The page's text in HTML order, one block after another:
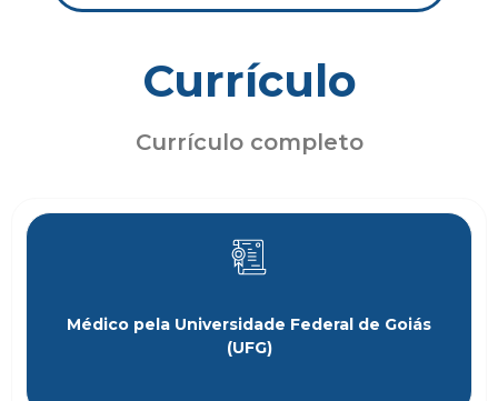
Currículo
Currículo completo
Médico pela Universidade Federal de Goiás
(UFG)